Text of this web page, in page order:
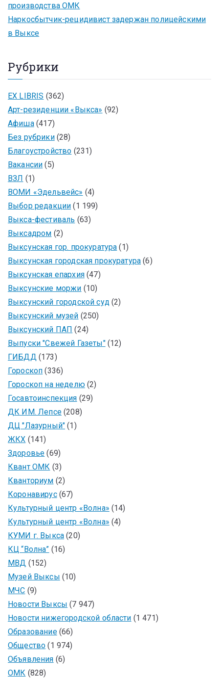
производства ОМК
Наркосбытчик-рецидивист задержан полицейскими
в Выксе
Рубрики
EX LIBRIS (362)
Арт-резиденции «Выкса» (92)
Афиша(417)
Без рубрики(28)
Благоустройство (231)
Вакансии (5)
ВЗЛ (1)
ВОМИ «Эдельвейс» (4)
Выбор редакции (1 199)
Выкса-фестиваль (63)
Выксадром (2)
Выксунская гор. прокуратура (1)
Выксунская городская прокуратура (6)
Выксунская епархия(47)
Выксунские моржи (10)
Выксунский городской суд (2)
Выксунский музей (250)
Выксунский ПАП (24)
Выпуски "Свежей Газеты"(12)
ГИБДД (173)
Гороскоп (336)
Гороскоп на неделю(2)
Госавтоинспекция (29)
ДК ИМ. Лепсе(208)
ДЦ "Лазурный" (1)
ЖКХ (141)
Здоровье (69)
Квант ОМК (3)
Кванториум (2)
Коронавирус(67)
Культурный центр «Волна» (14)
Культурный центр «Волна» (4)
КУМИ г. Выкса (20)
КЦ “Волна” (16)
МВД (152)
Музей Выксы (10)
МЧС (9)
Новости Выксы (7 947)
Новости нижегородской области (1 471)
Образование(66)
Общество (1 974)
Объявления (6)
ОМК (828)